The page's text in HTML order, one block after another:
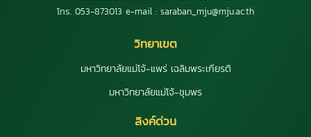
โทร. 053-873013 e-mail : saraban_mju@mju.ac.th
วิทยาเขต
มหาวิทยาลัยแม่โจ้-แพร่ เฉลิมพระเกียรติ
มหาวิทยาลัยแม่โจ้-ชุมพร
ลิงค์ด่วน